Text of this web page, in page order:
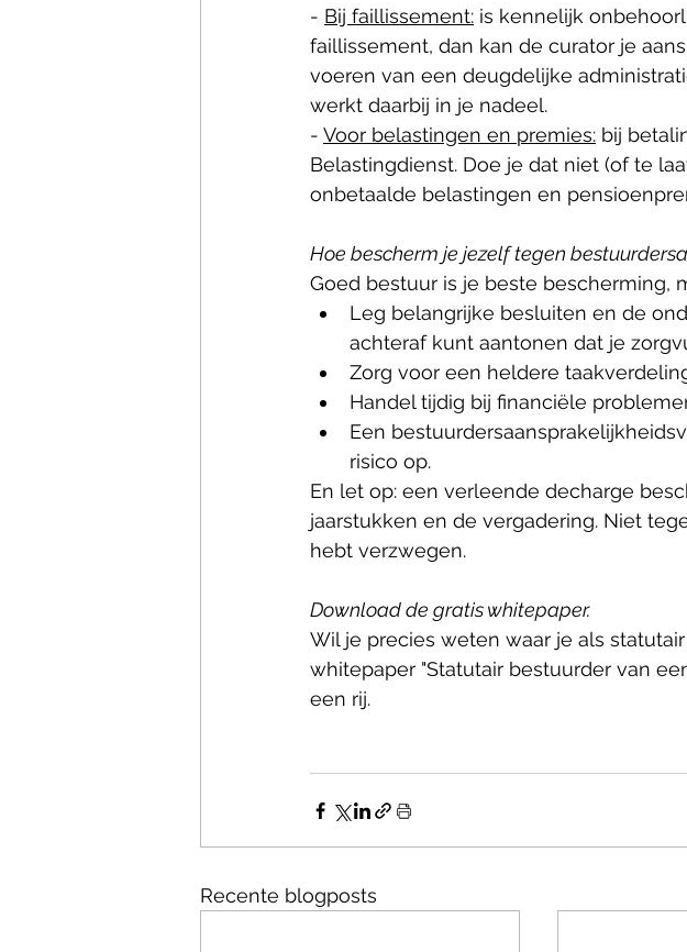
- Bij faillissement: is kennelijk
faillissement, dan kan de curator je
voeren van een deugdelijke
werkt daarbij in je nadeel.
- Voor belastingen en premies: bij
Belastingdienst. Doe je dat niet (of te
onbetaalde belastingen en
Hoe bescherm je jezelf tegen
Goed bestuur is je beste bescherming,
Leg belangrijke besluiten en de
achteraf kunt aantonen dat je
Zorg voor een heldere
Handel tijdig bij financiële
Een
risico op.
En let op: een verleende decharge
jaarstukken en de vergadering. Niet
hebt verzwegen.
Download de gratis whitepaper.
Wil je precies weten waar je als
whitepaper "Statutair bestuurder van
een rij.
Recente blogposts